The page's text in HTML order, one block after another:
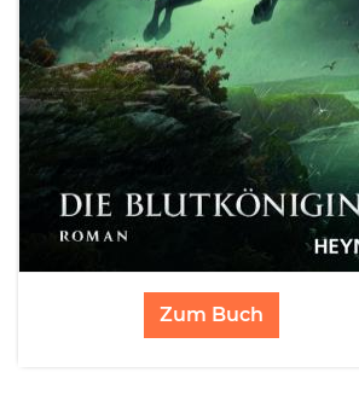
Zum Buch